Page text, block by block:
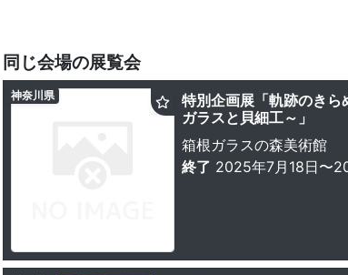
同じ会場の展覧会
特別企画展「軌跡のきら
ガラスと貝細工～」
箱根ガラスの森美術館
終了 2025年7月18日〜
神奈川県